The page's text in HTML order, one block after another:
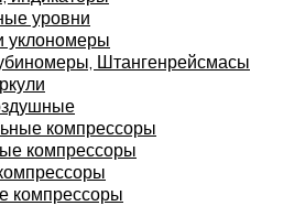
уровни
уклономеры
Штангенрейсмасы
компрессоры
компрессоры
компрессоры